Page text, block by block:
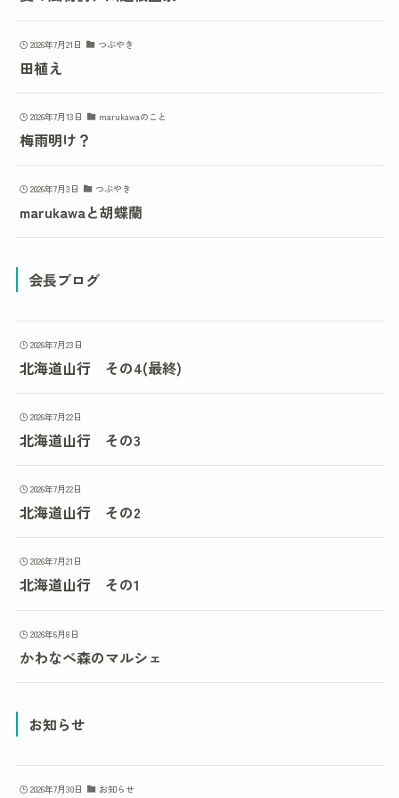
2026年7月21日 つぶやき
田植え
2026年7月13日 marukawaのこと
梅雨明け？
2026年7月3日 つぶやき
marukawaと胡蝶蘭
会長ブログ
2026年7月23日
北海道山行 その4(最終)
2026年7月22日
北海道山行 その3
2026年7月22日
北海道山行 その2
2026年7月21日
北海道山行 その1
2026年6月8日
かわなべ森のマルシェ
お知らせ
2026年7月30日 お知らせ